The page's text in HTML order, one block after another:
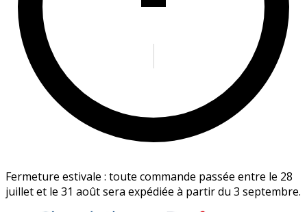
Fermeture estivale : toute commande passée entre le 28
juillet et le 31 août sera expédiée à partir du 3 septembre.